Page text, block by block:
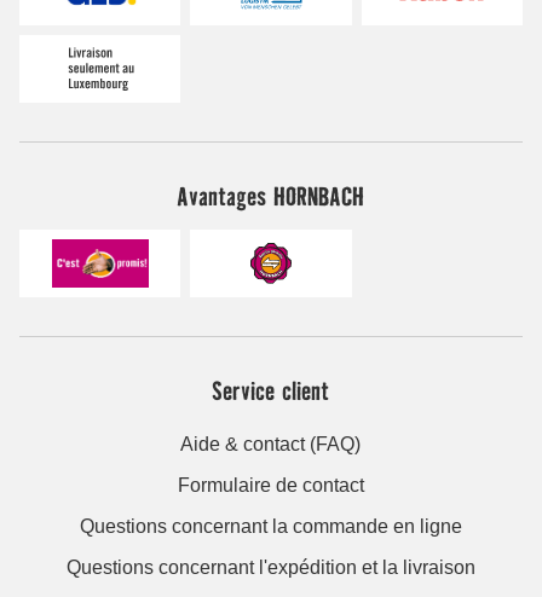
Avantages HORNBACH
Service client
Aide & contact (FAQ)
Formulaire de contact
Questions concernant la commande en ligne
Questions concernant l'expédition et la livraison